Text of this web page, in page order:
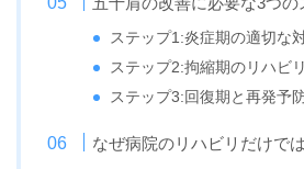
ステップ1:炎症期の適切な
ステップ2:拘縮期のリハビ
ステップ3:回復期と再発予
なぜ病院のリハビリだけで